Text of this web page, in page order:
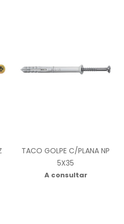
TACO GOLPE C/PLANA NP
5X35
A consultar